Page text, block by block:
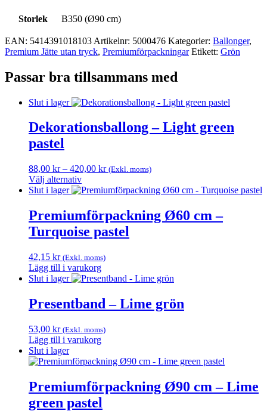
Storlek B350 (Ø90 cm)
EAN: 5414391018103 Artikelnr: 5000476 Kategorier: Ballonger,
Premium Jätte utan tryck, Premium­förpackningar Etikett: Grön
Passar bra tillsammans med
Slut i lager
Dekorationsballong – Light green
pastel
88,00 kr – 420,00 krPrisintervall:
till
(Exkl. moms)
Välj alternativ
Den
produkten
har
flera
De
olika
alternativen
kan
väljas
på
Slut i lager
Premiumförpackning Ø60 cm –
Turquoise pastel
42,15 kr (Exkl. moms)
Lägg till i varukorg
Slut i lager
Presentband – Lime grön
53,00 kr (Exkl. moms)
Lägg till i varukorg
Slut i lager
Premiumförpackning Ø90 cm – Lime
green pastel